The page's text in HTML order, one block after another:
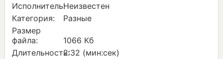
Исполнитель:Неизвестен
Категория:
Разные
Размер
файла:
1066 Кб
Длительность:2:32 (мин:сек)